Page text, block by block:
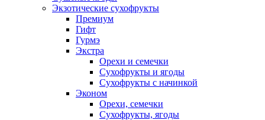
Экзотические сухофрукты
Премиум
Гифт
Гурмэ
Экстра
Орехи и семечки
Сухофрукты и ягоды
Сухофрукты с начинкой
Эконом
Орехи, семечки
Сухофрукты, ягоды